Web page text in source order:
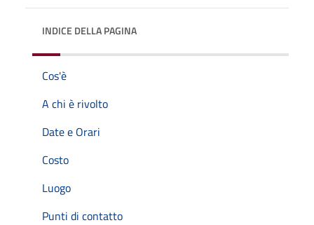
INDICE DELLA PAGINA
Cos'è
A chi è rivolto
Date e Orari
Costo
Luogo
Punti di contatto